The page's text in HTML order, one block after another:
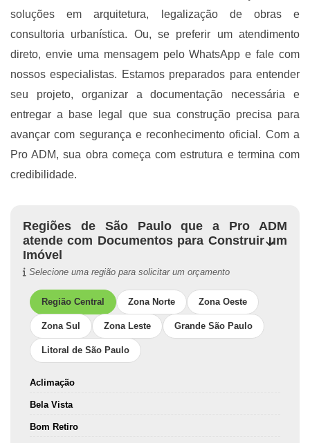
soluções em arquitetura, legalização de obras e
consultoria urbanística. Ou, se preferir um atendimento
direto, envie uma mensagem pelo WhatsApp e fale com
nossos especialistas. Estamos preparados para entender
seu projeto, organizar a documentação necessária e
entregar a base legal que sua construção precisa para
avançar com segurança e reconhecimento oficial. Com a
Pro ADM, sua obra começa com estrutura e termina com
credibilidade.
Regiões de São Paulo que a Pro ADM
atende com Documentos para Construir um
Imóvel
Selecione uma região para solicitar um orçamento
Região Central Zona Norte Zona Oeste
Zona Sul Zona Leste Grande São Paulo
Litoral de São Paulo
Aclimação
Bela Vista
Bom Retiro